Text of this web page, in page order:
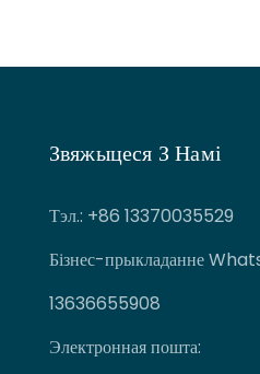
Звяжыцеся З Намі
Тэл.: +86 13370035529
Бізнес-прыкладанне
13636655908
Электронная пошта: